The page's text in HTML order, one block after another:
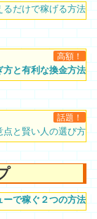
るだけで稼げる方法
高額！
方と有利な換金方法
話題！
と賢い人の選び方
で稼ぐ２つの方法